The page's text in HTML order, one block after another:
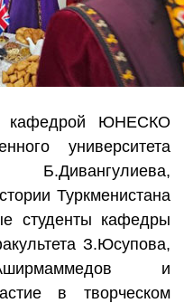
кафедрой ЮНЕСКО
университета
Туркменистана
студенты кафедры
З.Юсупова,
и
в творческом